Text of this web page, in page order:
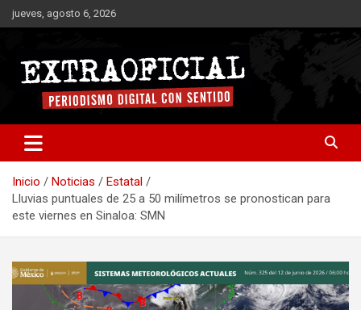
Saltar
al
jueves, agosto 6, 2026
Extraoficial
Inicio Noticias
Estatal
Lluvias puntuales de 25 a 50 milímetros se pronostican para
este viernes en Sinaloa: SMN